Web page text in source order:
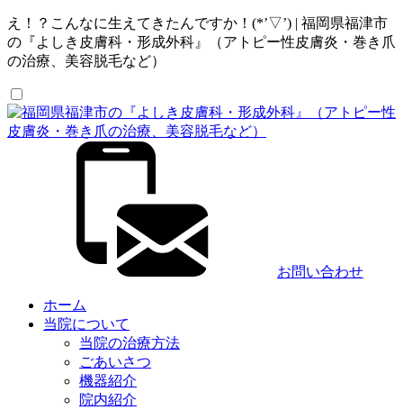
え！？こんなに生えてきたんですか！(*’▽’) | 福岡県福津市
の『よしき皮膚科・形成外科』（アトピー性皮膚炎・巻き爪
の治療、美容脱毛など）
お問い合わせ
ホーム
当院について
当院の治療方法
ごあいさつ
機器紹介
院内紹介